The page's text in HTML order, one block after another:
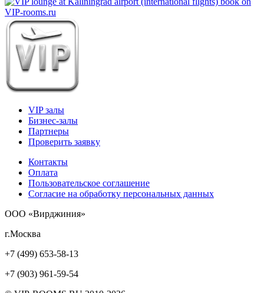
VIP залы
Бизнес-залы
Партнеры
Проверить заявку
Контакты
Оплата
Пользовательское соглашение
Согласие на обработку персональных данных
ООО «Вирджиния»
г.Москва
+7 (499) 653-58-13
+7 (903) 961-59-54